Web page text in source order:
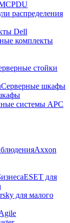
PDU
распределения
Dell
комплекты
стойки
Серверные шкафы
системы APC
Axxon
ESET для
для малого